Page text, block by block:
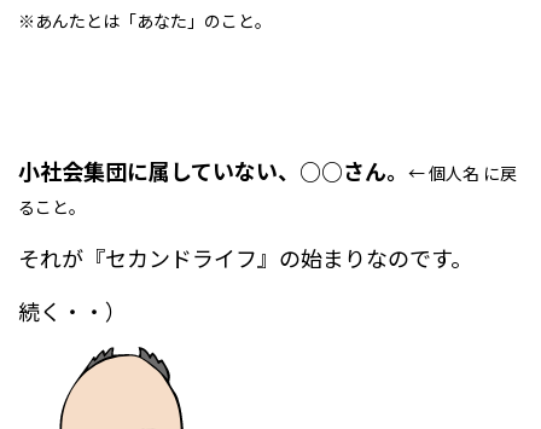
※あんたとは「あなた」のこと。
小社会集団に属していない、 ○○さん。 ← 個人名 に戻
ること。
それが『セカンドライフ』の始まりなのです。
続く・・）